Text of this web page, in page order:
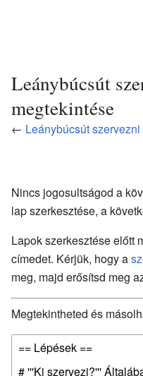
Leánybúcsút
megtekintése
← Leánybúcsút szervezni
Nincs jogosultságod a
lap szerkesztése, a
Lapok szerkesztése előtt
címedet. Kérjük, hogy a
meg, majd erősítsd meg
Megtekintheted és